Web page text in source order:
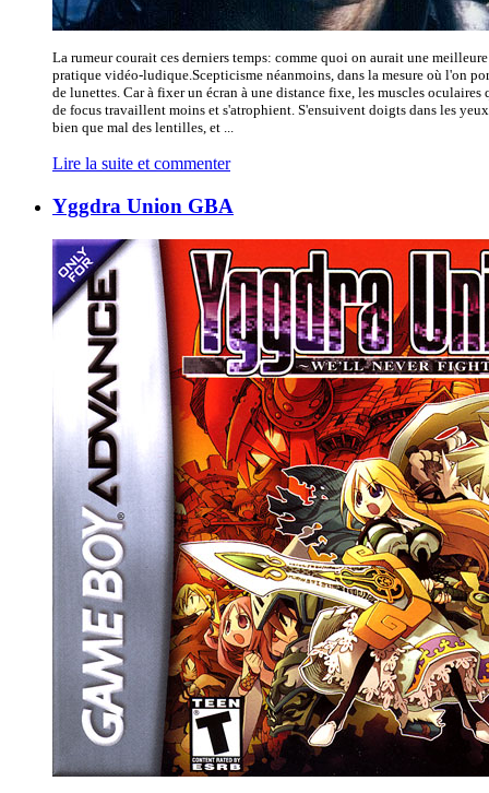
La rumeur courait ces derniers temps: comme quoi on aurait une
pratique vidéo-ludique.Scepticisme néanmoins, dans la mesure où l'on
de lunettes. Car à fixer un écran à une distance fixe, les muscles oculaires
de focus travaillent moins et s'atrophient. S'ensuivent doigts dans les
bien que mal des lentilles, et ...
Lire la suite et commenter
Yggdra Union GBA